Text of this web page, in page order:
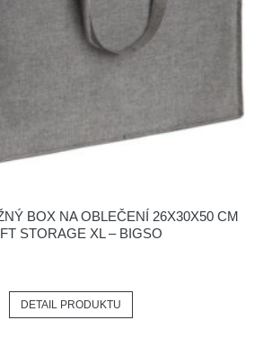
BOX NA OBLEČENÍ 26X30X50 CM
STORAGE XL – BIGSO
DETAIL PRODUKTU